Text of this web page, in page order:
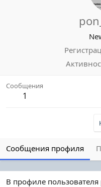
Сообщения
1
Сообщения профиля
В профиле